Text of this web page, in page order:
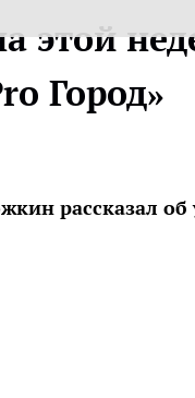
этой
Город»
рассказал